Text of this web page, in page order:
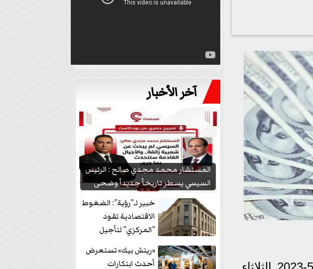
آخر الأخبار
المستشار محمد مجدي صالح : الرئيس
السيسي يسطر تاريخاً جديداً وضحى
بشعبيته...
خبير لـ”رؤية”: الضغوط
الاقتصادية تقود
”المركزي” لتأجيل
«ريتش بيك» تستعرض
أحدث ابتكارات